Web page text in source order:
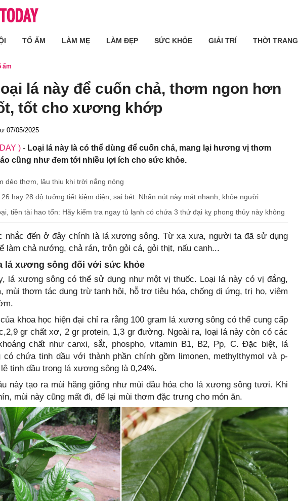
TỔ ẤM LÀM MẸ LÀM ĐẸP SỨC KHỎE GIẢI TRÍ THỜI TRANG
ấm
lá này để cuốn chả, thơm ngon hơn
tốt cho xương khớp
07/05/2025
) - Loại lá này là có thể dùng để cuốn chả, mang lại hương vị thơm
cũng như đem tới nhiều lợi ích cho sức khỏe.
dẻo thơm, lâu thiu khi trời nắng nóng
26 hay 28 độ tưởng tiết kiệm điện, sai bét: Nhấn nút này mát nhanh, khỏe người
tiền tài hao tổn: Hãy kiểm tra ngay tủ lạnh có chứa 3 thứ đại kỵ phong thủy này không
nhắc đến ở đây chính là lá xương sông. Từ xa xưa, người ta đã sử dụng
làm chả nướng, chả rán, trộn gỏi cá, gỏi thịt, nấu canh...
lá xương sông đối với sức khỏe
lá xương sông có thể sử dụng như một vị thuốc. Loại lá này có vị đắng,
mùi thơm tác dụng trừ tanh hôi, hỗ trợ tiêu hóa, chống dị ứng, trị ho, viêm
khoa học hiện đại chỉ ra rằng 100 gram lá xương sông có thể cung cấp
gr chất xơ, 2 gr protein, 1,3 gr đường. Ngoài ra, loại lá này còn có các
chất như canxi, sắt, phospho, vitamin B1, B2, Pp, C. Đặc biệt, lá
có chứa tinh dầu với thành phần chính gồm limonen, methylthymol và p-
tinh dầu trong lá xương sông là 0,24%.
này tạo ra mùi hăng giống như mùi dầu hỏa cho lá xương sông tươi. Khi
mùi này cũng mất đi, để lại mùi thơm đặc trưng cho món ăn.